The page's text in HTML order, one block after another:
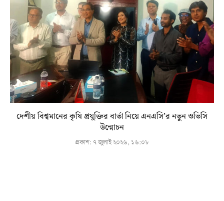
দেশীয় বিশ্বমানের কৃষি প্রযুক্তির বার্তা নিয়ে এনএসি’র নতুন ওভিসি
উন্মোচন
প্রকাশ: ৭ জুলাই ২০২৬, ১৬:০৮